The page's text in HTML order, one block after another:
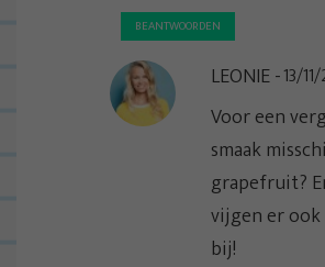
BEANTWOORDEN
LEONIE 13/
Voor een
smaak
grapefruit?
vijgen er
bij!